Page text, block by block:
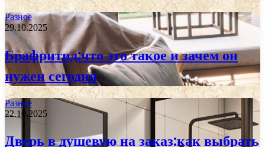
Разное
29.10.2025
Брафритид:что это такое и зачем он
нужен сегодня
Разное
22.10.2025
Дверь в душевую на заказ:как выбрать